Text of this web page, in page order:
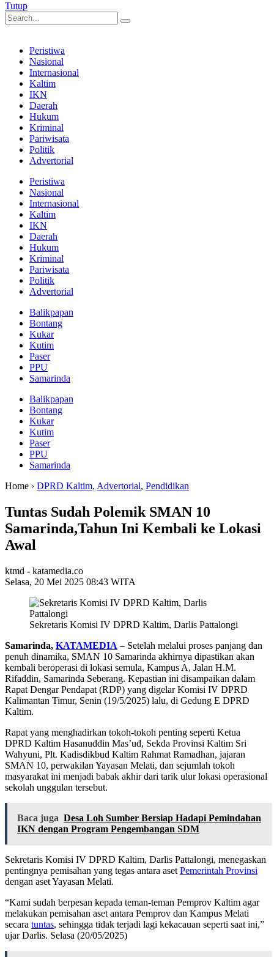
Tutup
Peristiwa
Nasional
Internasional
Kaltim
IKN
Daerah
Hukum
Kriminal
Pariwisata
Politik
Advertorial
Peristiwa
Nasional
Internasional
Kaltim
IKN
Daerah
Hukum
Kriminal
Pariwisata
Politik
Advertorial
Balikpapan
Bontang
Kukar
Kutim
Paser
PPU
Samarinda
Balikpapan
Bontang
Kukar
Kutim
Paser
PPU
Samarinda
Home › DPRD Kaltim, Advertorial, Pendidikan
Tuntas Sudah Polemik SMAN 10
Samarinda,Tahun Ini Kembali ke Lokasi
Awal
ktmd - katamedia.co
Selasa, 20 Mei 2025 08:43 WITA
Sekretaris Komisi IV DPRD Kaltim, Darlis Pattalongi
Samarinda, KATAMEDIA – Setelah melalui proses panjang dan
penuh dinamika, SMAN 10 Samarinda akhirnya dipastikan akan
kembali beroperasi di lokasi semula, Kampus A, Jalan H.M.
Rifaddin, Samarinda Seberang. Kepastian ini disampaikan dalam
Rapat Dengar Pendapat (RDP) yang digelar Komisi IV DPRD
Kalimantan Timur, Senin (19/5/2025) lalu, di Gedung E DPRD
Kaltim.
Rapat yang menghadirkan tokoh-tokoh penting seperti Ketua
DPRD Kaltim Hasanuddin Mas’ud, Sekda Provinsi Kaltim Sri
Wahyuni, Plt. Kadisdikbud Kaltim Rahmat Ramadhan, jajaran
SMAN 10, perwakilan Yayasan Melati, dan sejumlah tokoh
masyarakat ini menjadi babak akhir dari tarik ulur lokasi operasional
sekolah unggulan tersebut.
Baca juga Desa Loh Sumber Bersiap Hadapi Pemindahan
IKN dengan Program Pengembangan SDM
Sekretaris Komisi IV DPRD Kaltim, Darlis Pattalongi, menegaskan
pentingnya pemisahan yang tegas antara aset Pemerintah Provinsi
dengan aset Yayasan Melati.
“Kami sudah berpesan kepada teman-teman Pemprov Kaltim agar
melakukan pemisahan aset antara Pemprov dan Kampus Melati
secara tuntas, sehingga tidak terjadi lagi kekacauan seperti saat ini,”
ujar Darlis. Selasa (20/05/2025)